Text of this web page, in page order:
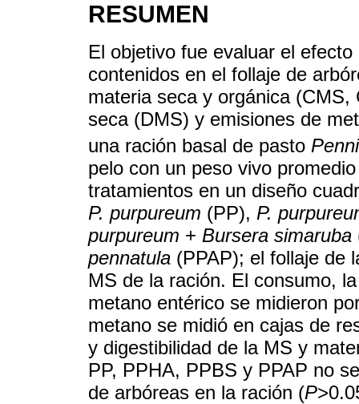
RESUMEN
El objetivo fue evaluar el
contenidos en el follaje de
materia seca y orgánica
seca (DMS) y emisiones de
una ración basal de pasto
pelo con un peso vivo
tratamientos en un diseño
P. purpureum (PP), P.
purpureum + Bursera simaruba
pennatula (PPAP); el follaje de
MS de la ración. El consumo,
metano entérico se midieron
metano se midió en cajas de
y digestibilidad de la MS y
PP, PPHA, PPBS y PPAP no
de arbóreas en la ración (P